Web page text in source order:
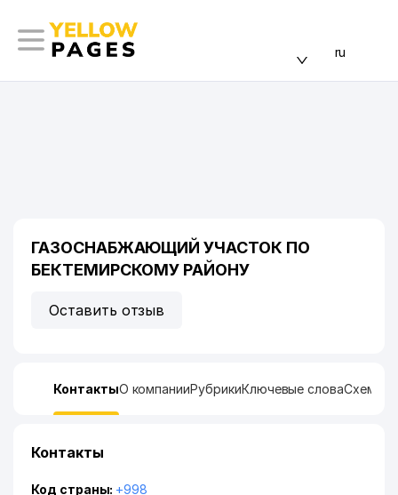
ru
ГАЗОСНАБЖАЮЩИЙ УЧАСТОК ПО
БЕКТЕМИРСКОМУ РАЙОНУ
Оставить отзыв
КонтактыО компанииРубрикиКлючевые словаСхема
Контакты
Код страны: +998